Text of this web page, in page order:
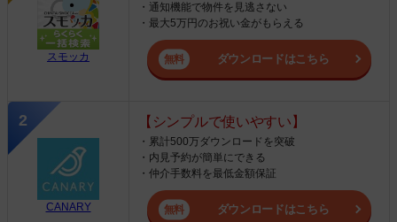
スモッカ
・通知機能で物件を見逃さない
・最大5万円のお祝い金がもらえる
ダウンロードはこちら
CANARY
【シンプルで使いやすい】
・累計500万ダウンロードを突破
・内見予約が簡単にできる
・仲介手数料を最低金額保証
ダウンロードはこちら